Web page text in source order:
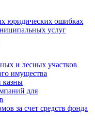
юридических ошибках
услуг
и лесных участков
имущества
казны
для
за счет средств фонда